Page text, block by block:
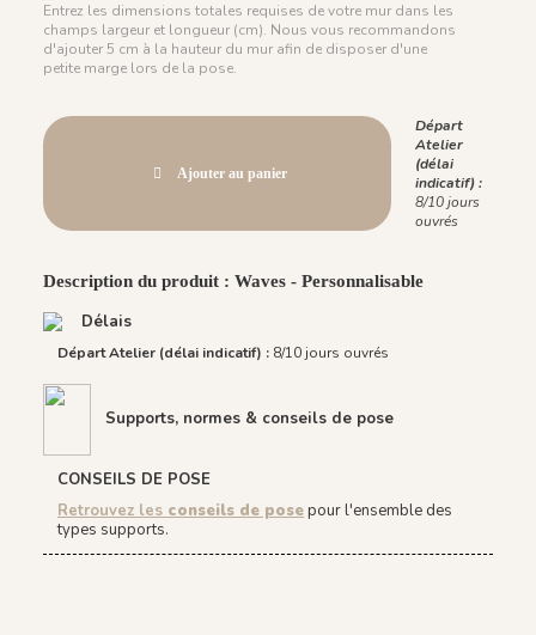
Entrez les dimensions totales requises de votre mur dans les
champs largeur et longueur (cm). Nous vous recommandons
d'ajouter 5 cm à la hauteur du mur afin de disposer d'une
petite marge lors de la pose.
Ajouter au panier
Départ
Atelier
(délai
indicatif) :
8/10 jours
ouvrés
Description du produit : Waves - Personnalisable
Délais
Départ Atelier (délai indicatif) : 8/10 jours ouvrés
Supports, normes & conseils de pose
CONSEILS DE POSE
Retrouvez les conseils de posepour l'ensemble des
types supports.